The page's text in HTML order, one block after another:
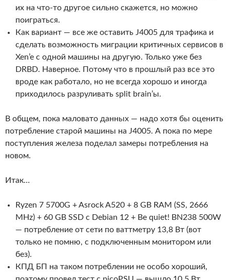
их на что-то другое сильно скажется, но можно
поиграться.
Как вариант — все же оставить J4005 для трафика и
сделать возможность миграции критичных сервисов в
Xen’e с одной машины на другую. Только уже без
DRBD. Наверное. Потому что в прошлый раз все это
вроде как работало, но не всегда хорошо и иногда
приходилось разруливать split brain’ы.
В общем, пока маловато данных — надо хотя бы оценить
потребление старой машины на J4005. А пока по мере
поступления железа поделал замеры потребления на
новом.
Итак…
Ryzen 7 5700G + Asrock A520 + 8 GB RAM (SS, 2666
MHz) + 60 GB SSD с Debian 12 + Be quiet! BN238 500W
— потребление от сети по ваттметру 13,8 Вт (вот
только не помню, с подключенным монитором или
без).
КПД БП на таком потреблении не особо хороший,